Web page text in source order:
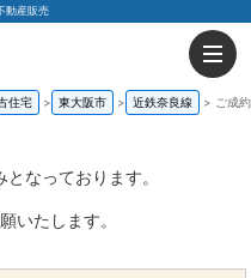
動産販売
住宅 東大阪市 近鉄奈良線 ご成
なっております。
いたします。